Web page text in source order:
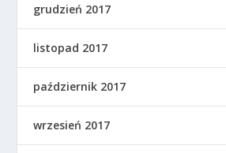
grudzień 2017
listopad 2017
październik 2017
wrzesień 2017